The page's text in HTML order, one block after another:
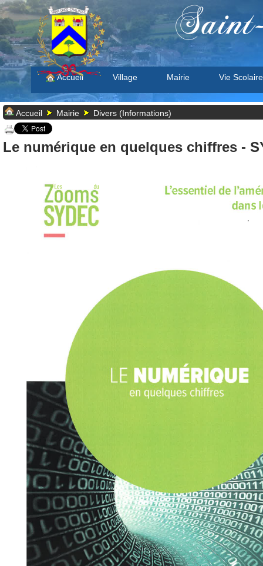
Accueil Village Mairie Vie Scolaire
Accueil Mairie Divers (Informations)
Le numérique en quelques chiffres -